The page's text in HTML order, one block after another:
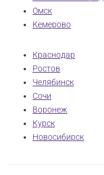
Омск
Кемерово
Краснодар
Ростов
Челябинск
Сочи
Воронеж
Курск
Новосибирск